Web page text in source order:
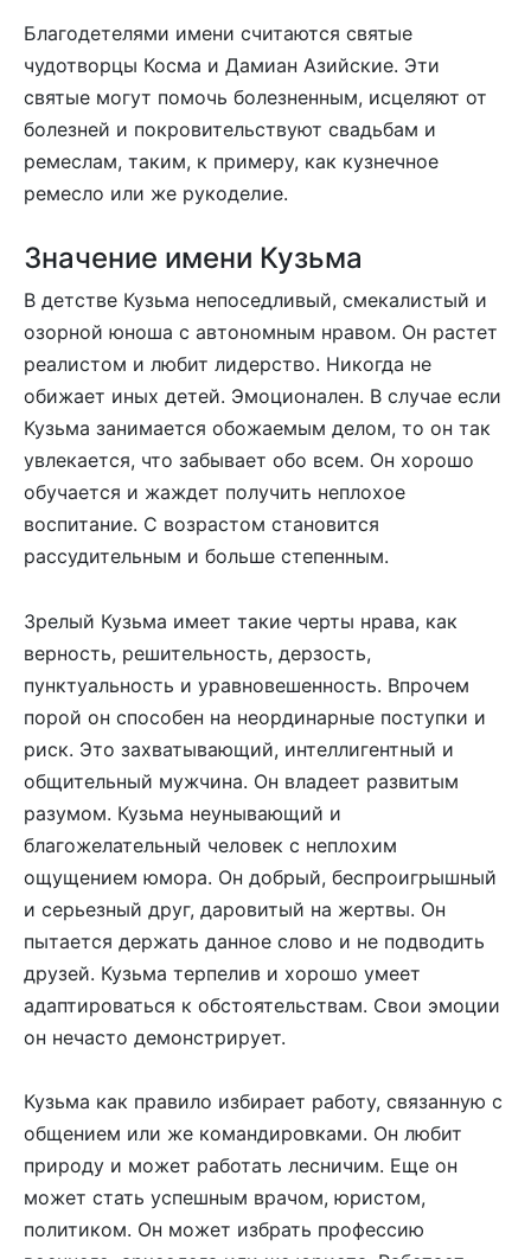
Благодетелями имени считаются святые
чудотворцы Косма и Дамиан Азийские. Эти
святые могут помочь болезненным, исцеляют от
болезней и покровительствуют свадьбам и
ремеслам, таким, к примеру, как кузнечное
ремесло или же рукоделие.
Значение имени Кузьма
В детстве Кузьма непоседливый, смекалистый и
озорной юноша с автономным нравом. Он растет
реалистом и любит лидерство. Никогда не
обижает иных детей. Эмоционален. В случае если
Кузьма занимается обожаемым делом, то он так
увлекается, что забывает обо всем. Он хорошо
обучается и жаждет получить неплохое
воспитание. С возрастом становится
рассудительным и больше степенным.
Зрелый Кузьма имеет такие черты нрава, как
верность, решительность, дерзость,
пунктуальность и уравновешенность. Впрочем
порой он способен на неординарные поступки и
риск. Это захватывающий, интеллигентный и
общительный мужчина. Он владеет развитым
разумом. Кузьма неунывающий и
благожелательный человек с неплохим
ощущением юмора. Он добрый, беспроигрышный
и серьезный друг, даровитый на жертвы. Он
пытается держать данное слово и не подводить
друзей. Кузьма терпелив и хорошо умеет
адаптироваться к обстоятельствам. Свои эмоции
он нечасто демонстрирует.
Кузьма как правило избирает работу, связанную с
общением или же командировками. Он любит
природу и может работать лесничим. Еще он
может стать успешным врачом, юристом,
политиком. Он может избрать профессию